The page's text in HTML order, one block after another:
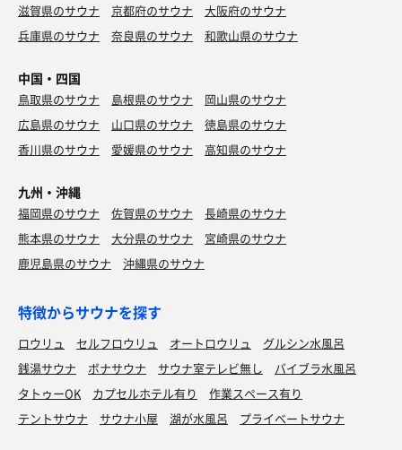
滋賀県のサウナ 京都府のサウナ
大阪府のサウナ
兵庫県のサウナ
奈良県のサウナ 和歌山県のサウナ
中国・四国
鳥取県のサウナ 島根県のサウナ
岡山県のサウナ
広島県のサウナ
山口県のサウナ
徳島県のサウナ
香川県のサウナ
愛媛県のサウナ 高知県のサウナ
九州・沖縄
福岡県のサウナ 佐賀県のサウナ
長崎県のサウナ
熊本県のサウナ
大分県のサウナ
宮崎県のサウナ
鹿児島県のサウナ
沖縄県のサウナ
特徴からサウナを探す
ロウリュ セルフロウリュ オートロウリュ
グルシン水風呂
銭湯サウナ
ボナサウナ サウナ室テレビ無し
バイブラ水風呂
タトゥーOK
カプセルホテル有り
作業スペース有り
テントサウナ
サウナ小屋 湖が水風呂 プライベートサウナ